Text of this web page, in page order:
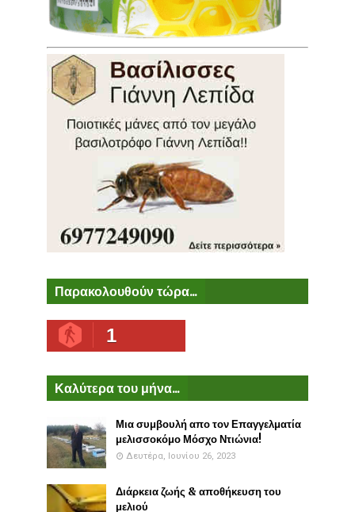
Παρακολουθούν τώρα...
1
Καλύτερα του μήνα...
Μια συμβουλή απο τον Επαγγελματία
μελισσοκόμο Μόσχο Ντιώνια!
Δευτέρα, Ιουνίου 26, 2023
Διάρκεια ζωής & αποθήκευση του
μελιού